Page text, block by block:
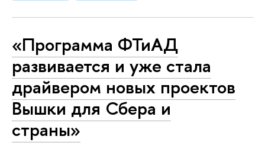
«Программа ФТиАД
развивается и уже стала
драйвером новых проектов
Вышки для Сбера и
страны»